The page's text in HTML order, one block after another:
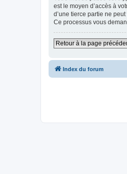
est le moyen d’accès à
d’une tierce partie ne
Ce processus vous
Retour à la page
Index du forum